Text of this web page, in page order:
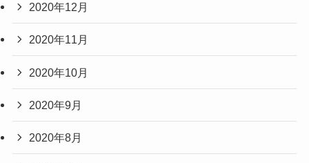
2020年12月
2020年11月
2020年10月
2020年9月
2020年8月